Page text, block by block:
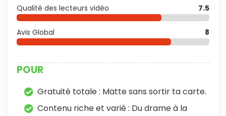
Qualité des lecteurs vidéo 7.5
Avis Global 8
POUR
Gratuité totale : Matte sans sortir ta carte.
Contenu riche et varié : Du drame à la